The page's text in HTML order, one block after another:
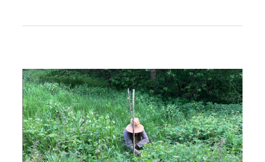
a
s
s
i
e
t
n
d
r
i
e
r
e